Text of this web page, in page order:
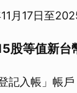
月17日至
股等值新台
記入帳」帳